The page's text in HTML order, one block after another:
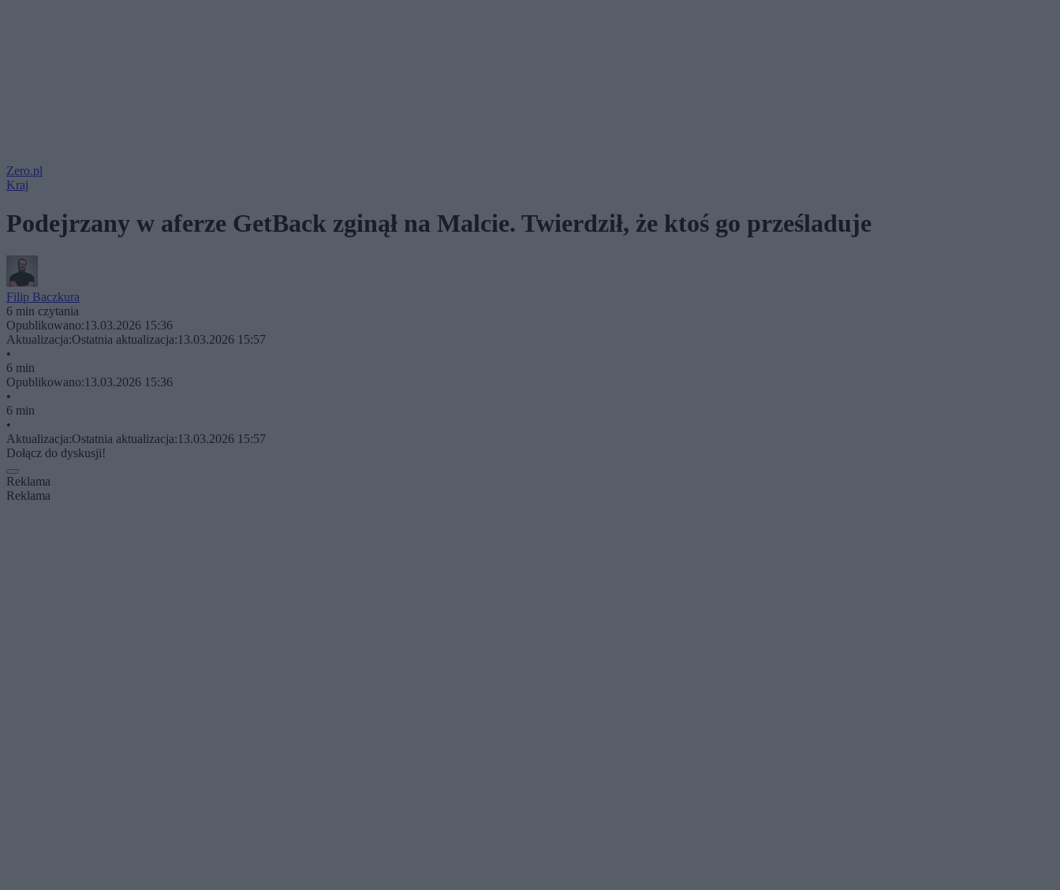
Zero.pl
Kraj
Podejrzany w aferze GetBack zginął na Malcie. Twierdził, że ktoś go prześladuje
Filip Baczkura
6 min czytania
Opublikowano:13.03.2026 15:36
Aktualizacja:Ostatnia aktualizacja:13.03.2026 15:57
•
6 min
Opublikowano:13.03.2026 15:36
•
6 min
•
Aktualizacja:Ostatnia aktualizacja:13.03.2026 15:57
Dołącz do dyskusji!
Reklama
Reklama